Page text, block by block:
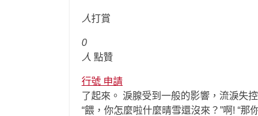
人打賞
0
人 點贊
行號 申請
了起來。 淚腺受到一般的影響，流淚失
“餵，你怎麼啦什麼晴雪還沒來？”啊! “